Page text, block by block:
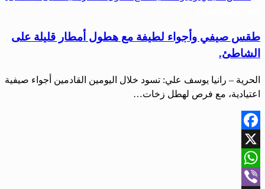
طقس صيفي وأجواء لطيفة مع هطول أمطار قليلة على
الشاطئ.
الحرية – رانيا يوسف علي: تسود خلال اليومين القادمين أجواء صيفية
اعتيادية، مع فرص لهطل زخات…
Facebook
X
WhatsApp